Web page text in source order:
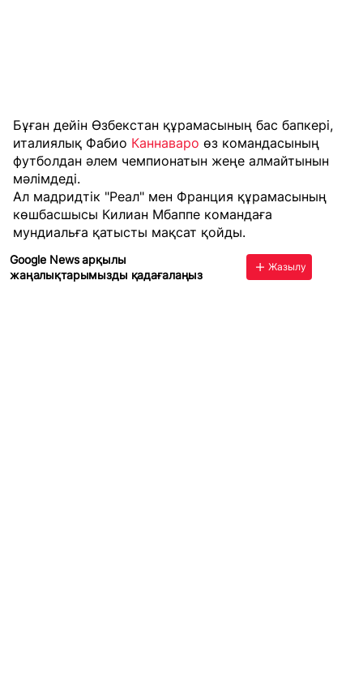
Бұған дейін Өзбекстан құрамасының бас бапкері,
италиялық Фабио Каннаваро өз командасының
футболдан әлем чемпионатын жеңе алмайтынын
мәлімдеді.
Ал мадридтік "Реал" мен Франция құрамасының
көшбасшысы Килиан Мбаппе командаға
мундиальға қатысты мақсат қойды.
Google News арқылы
жаңалықтарымызды қадағалаңыз
Жазылу